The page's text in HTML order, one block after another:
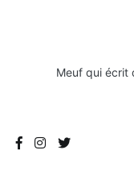
Meuf qui écrit